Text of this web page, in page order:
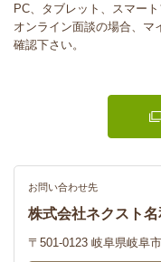
PC、タブレット、スマー
オンライン面談の場合、マ
確認下さい。
お問い合わせ先
株式会社ネクスト名
〒501-0123 岐阜県岐阜